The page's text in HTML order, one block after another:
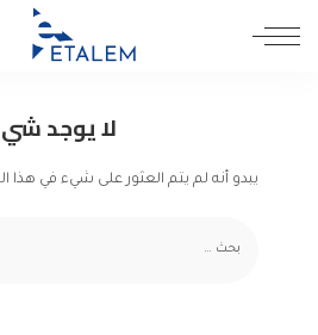
لا يوجد
يبدو أنه لم يتم العثور على شيء في هذا